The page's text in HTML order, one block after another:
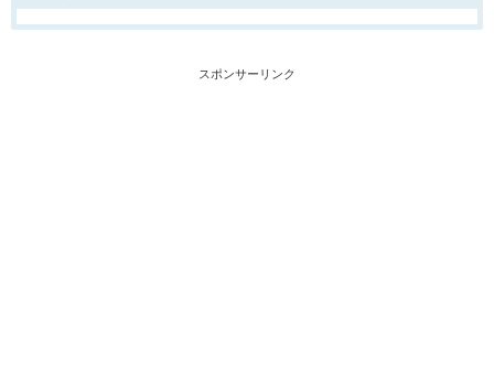
スポンサーリンク